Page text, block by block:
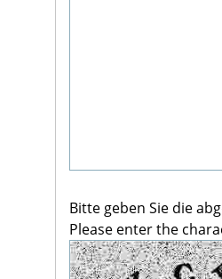
Bitte geben Sie die
Please enter the